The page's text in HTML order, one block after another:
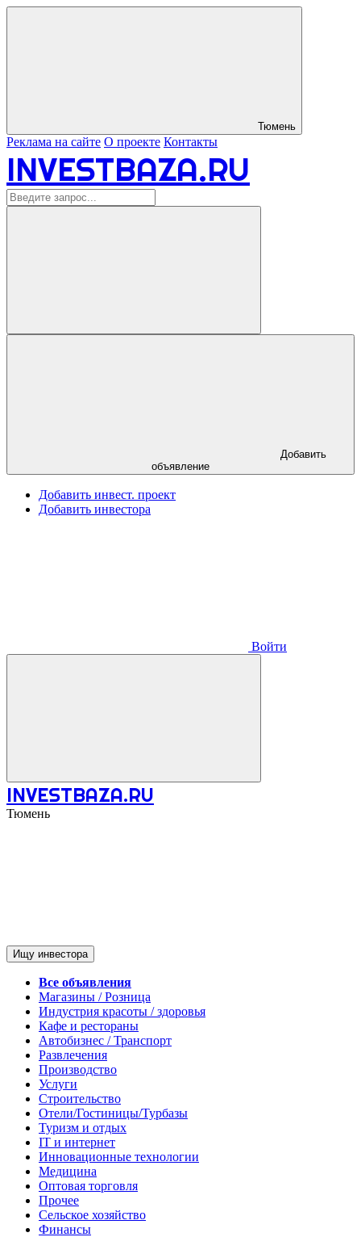
Тюмень
Реклама на сайте О проекте Контакты
INVESTBAZA.RU
объявление
Добавить инвест. проект
Добавить инвестора
Войти
INVESTBAZA.RU
Тюмень
Ищу инвестора
Все объявления
Магазины / Розница
Индустрия красоты / здоровья
Кафе и рестораны
Автобизнес / Транспорт
Развлечения
Производство
Услуги
Строительство
Отели/Гостиницы/Турбазы
Туризм и отдых
IT и интернет
Инновационные технологии
Медицина
Оптовая торговля
Прочее
Сельское хозяйство
Финансы